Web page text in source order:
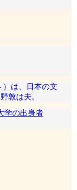
）は、日本の文
敦は夫。
学の出身者